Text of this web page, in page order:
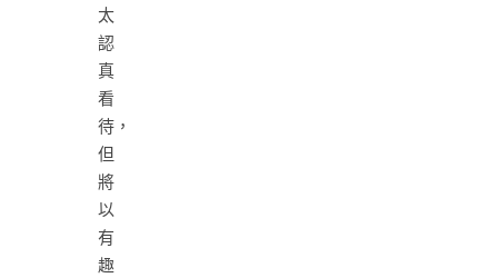
太
認
真
看
待，
但
將
以
有
趣